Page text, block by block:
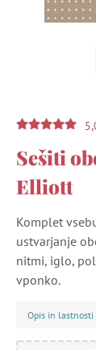
Sešiti
Elliott
Komplet
ustvarjanje
nitmi, iglo,
vponko.
Opis in lastnosti